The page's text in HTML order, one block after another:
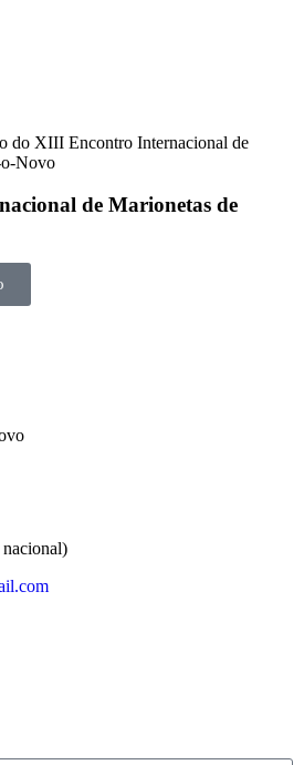
do XIII Encontro Internacional de
Novo
de Marionetas de
nacional)